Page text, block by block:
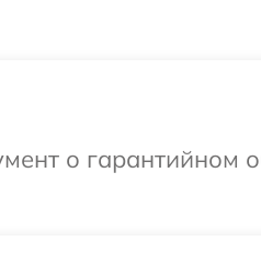
о гарантийном